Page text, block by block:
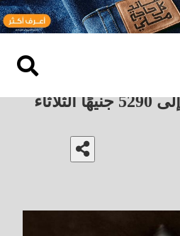
الذهب عيار 21 يرتفع إلى 5290 جنيهًا الثلاثاء